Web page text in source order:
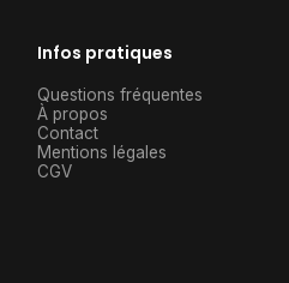
Infos pratiques
Questions fréquentes
À propos
Contact
Mentions légales
CGV